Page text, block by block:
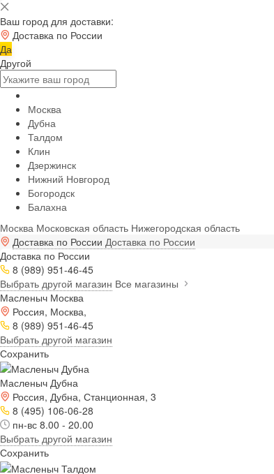
Ваш город для доставки:
Доставка по России
Да
Другой
Москва
Дубна
Талдом
Клин
Дзержинск
Нижний Новгород
Богородск
Балахна
Москва Московская область Нижегородская область
Доставка по России Доставка по России
Доставка по России
8 (989) 951-46-45
Выбрать другой магазин Все магазины
Масленыч Москва
Россия, Москва,
8 (989) 951-46-45
Выбрать другой магазин
Сохранить
Масленыч Дубна
Россия, Дубна, Станционная, 3
8 (495) 106-06-28
пн-вс 8.00 - 20.00
Выбрать другой магазин
Сохранить